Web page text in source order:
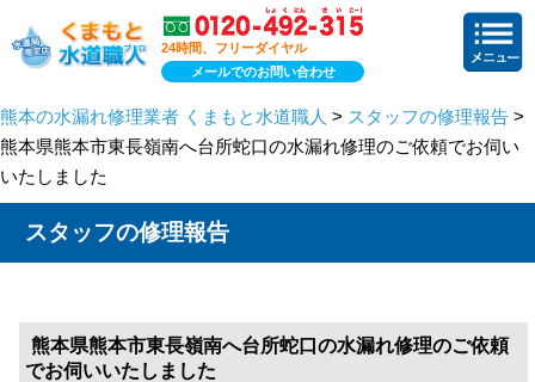
24時間、フリーダイヤル
メールでのお問い合わせ
熊本の水漏れ修理業者 くまもと水道職人 > スタッフの修理報告 >
熊本県熊本市東長嶺南へ台所蛇口の水漏れ修理のご依頼でお伺い
いたしました
スタッフの修理報告
熊本県熊本市東長嶺南へ台所蛇口の水漏れ修理のご依頼
でお伺いいたしました